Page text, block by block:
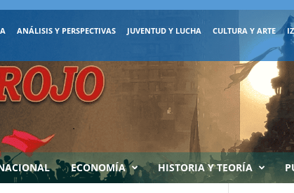
ANÁLISIS Y PERSPECTIVAS JUVENTUD Y LUCHA CULTURA Y ARTE
ECONOMÍA HISTORIA Y TEORÍA